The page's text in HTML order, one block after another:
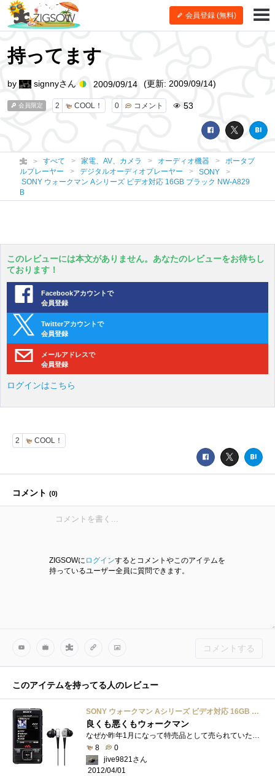
会員登録 (無料)
持ってます
会員限定 2 COOL！ 0 コメント 53
by signnyさん 2009/09/14 (更新: 2009/09/14)
すべて 家電、AV、カメラ オーディオ機器
ポータブ
ルプレーヤー
デジタルオーディオプレーヤー
SONY
SONY ウォークマン Aシリーズ ビデオ対応 16GB ブラック NW-A829
B
このレビューには本文がありません。あなたのレビューをお待ちし
ております！
Facebookアカウントで
会員登録
Twitterアカウントで
会員登録
メールアドレスで
会員登録
ログインはこちら
2 COOL！
コメント (0)
ZIGSOWに ログインするとコメントやこのアイテムを
持っているユーザー全員に質問できます。
コメントする
このアイテムを持ってる人のレビュー
SONY ウォークマン Aシリーズ ビデオ対応 16GB ブラック NW-A829 B
良くも悪くもウォークマン
なぜか昨年1月になって特売品として売られていたので買ってきました。それまでは第4世代iPod20GBを主に使っていましたが、大きさとバッテリーの�...
8
0
jive9821さん
2012/04/01